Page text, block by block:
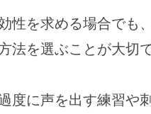
性を求める場合でも
法を選ぶことが大切で
度に声を出す練習や